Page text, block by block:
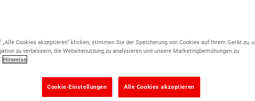
zum Schützen und Erneuern
von Metalloberflächen.
Rust-
„Alle Cookies akzeptieren“ klicken, stimmen Sie der Speicherung von Cookies auf Ihrem Gerät zu,
zu verbessern, die Websitenutzung zu analysieren und unsere Marketingbemühungen zu
Hinweise
Alle Cookies akzeptieren
Cookie-Einstellungen